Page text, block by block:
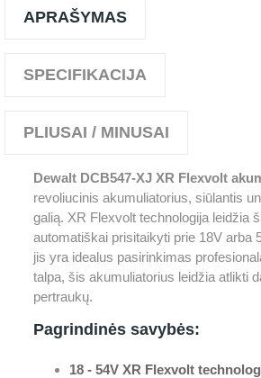
APRAŠYMAS
SPECIFIKACIJA
PLIUSAI / MINUSAI
Dewalt DCB547-XJ XR Flexvolt
revoliucinis akumuliatorius, siūlantis
galią. XR Flexvolt technologija leidžia
automatiškai prisitaikyti prie 18V arba
jis yra idealus pasirinkimas
talpa, šis akumuliatorius leidžia atlikti
pertraukų.
Pagrindinės savybės:
18 - 54V XR Flexvolt